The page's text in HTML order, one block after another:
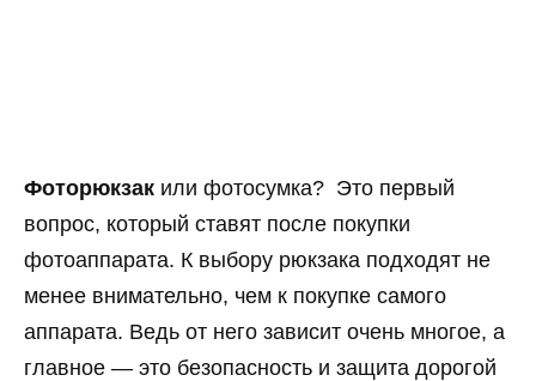
Фоторюкзак или фотосумка? Это первый
вопрос, который ставят после покупки
фотоаппарата. К выбору рюкзака подходят не
менее внимательно, чем к покупке самого
аппарата. Ведь от него зависит очень многое, а
главное — это безопасность и защита дорогой